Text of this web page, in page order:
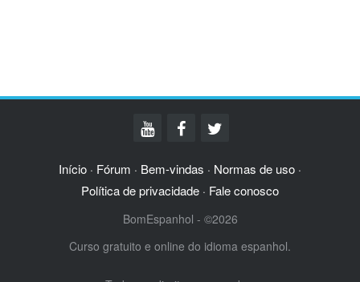
Início · Fórum · Bem-vindas · Normas de uso ·
Política de privacidade · Fale conosco
BomEspanhol - ©2026
Curso gratuito e online do idioma espanhol.